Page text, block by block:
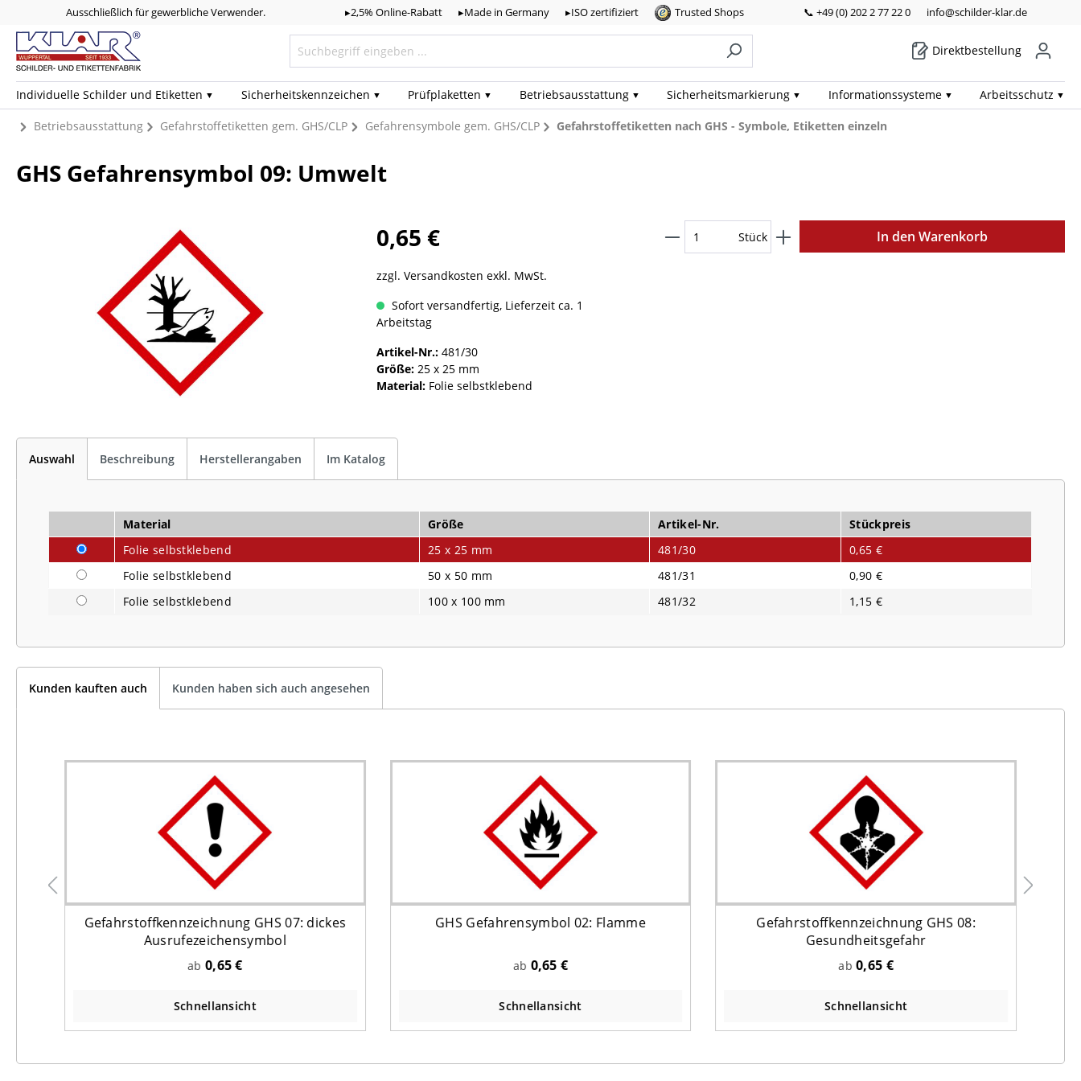
Ausschließlich für gewerbliche Verwender. ▸2,5% Online-Rabatt ▸Made in Germany ▸ISO zertifiziert Trusted Shops 📞 +49 (0) 202 2 77 22 0 info@schilder-klar.de
Direktbestellung
Individuelle Schilder und Etiketten Sicherheits­kennzeichen Prüf­plaketten Betriebs­ausstattung Sicherheits­markierung Informations­systeme Arbeits­schutz
Betriebsausstattung Gefahrstoffetiketten gem. GHS/CLP Gefahrensymbole gem. GHS/CLP Gefahrstoffetiketten nach GHS - Symbole, Etiketten einzeln
GHS Gefahrensymbol 09: Umwelt
0,65 €
zzgl. Versandkosten exkl. MwSt.
Stück In den Warenkorb
Sofort versandfertig, Lieferzeit ca. 1
Arbeitstag
Artikel-Nr.: 481/30
Größe: 25 x 25 mm
Material: Folie selbstklebend
Auswahl Beschreibung Herstellerangaben Im Katalog
Material Größe Artikel-Nr.
Stückpreis
Folie selbstklebend
25 x 25 mm 481/30
0,65 €
Folie selbstklebend
50 x 50 mm 481/31
0,90 €
Folie selbstklebend
100 x 100 mm 481/32 1,15 €
Kunden kauften auch Kunden haben sich auch angesehen
Gefahrstoffkennzeichnung GHS 07: dickes
Ausrufezeichensymbol
ab 0,65 €
Schnellansicht
GHS Gefahrensymbol 02: Flamme
ab 0,65 €
Schnellansicht
Gefahrstoffkennzeichnung GHS 08:
Gesundheitsgefahr
ab0,65 €
Schnellansicht